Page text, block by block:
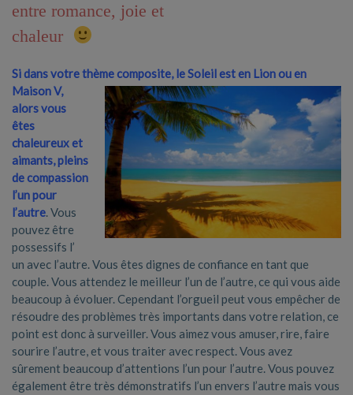
entre romance, joie et
chaleur
Si dans votre thème composite, leSoleil est en Lion ou en
Maison V,
alors vous
êtes
chaleureux et
aimants, pleins
de compassion
l’un pour
l’autre. Vous
pouvez être
possessifs l’
un avec l’autre. Vous êtes dignes de confiance en tant que
couple. Vous attendez le meilleur l’un de l’autre, ce qui vous aide
beaucoup à évoluer. Cependant l’orgueil peut vous empêcher de
résoudre des problèmes très importants dans votre relation, ce
point est donc à surveiller. Vous aimez vous amuser, rire, faire
sourire l’autre, et vous traiter avec respect. Vous avez
sûrement beaucoup d’attentions l’un pour l’autre. Vous pouvez
également être très démonstratifs l’un envers l’autre mais vous